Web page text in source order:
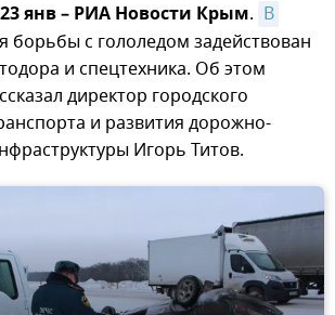
янв – РИА Новости Крым. В
борьбы с гололедом задействован
и спецтехника. Об этом
директор городского
и развития дорожно-
Игорь Титов.